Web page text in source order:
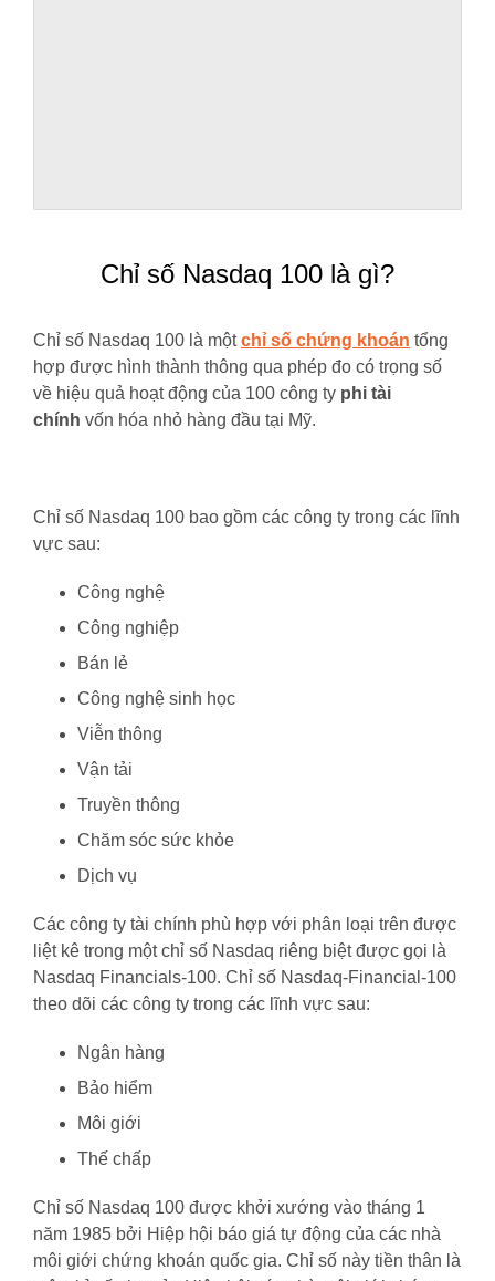
Chỉ số Nasdaq 100 là gì?
Chỉ số Nasdaq 100 là mộtchỉ số chứng khoán tổng
hợp được hình thành thông qua phép đo có trọng số
về hiệu quả hoạt động của 100 công ty phi tài
chính vốn hóa nhỏ hàng đầu tại Mỹ.
Chỉ số Nasdaq 100 bao gồm các công ty trong các lĩnh
vực sau:
Công nghệ
Công nghiệp
Bán lẻ
Công nghệ sinh học
Viễn thông
Vận tải
Truyền thông
Chăm sóc sức khỏe
Dịch vụ
Các công ty tài chính phù hợp với phân loại trên được
liệt kê trong một chỉ số Nasdaq riêng biệt được gọi là
Nasdaq Financials-100. Chỉ số Nasdaq-Financial-100
theo dõi các công ty trong các lĩnh vực sau:
Ngân hàng
Bảo hiểm
Môi giới
Thế chấp
Chỉ số Nasdaq 100 được khởi xướng vào tháng 1
năm 1985 bởi Hiệp hội báo giá tự động của các nhà
môi giới chứng khoán quốc gia. Chỉ số này tiền thân là